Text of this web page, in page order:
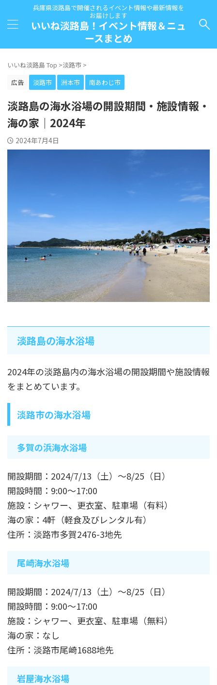
兵庫県淡路島で開催されるイベント情報や最新情報を
お届けします
いいね淡路島！イベント情報＆ニュ
ースまとめ
いいね淡路島 Top >淡路市 >
広告
淡路市 洲本市 南あわじ市
淡路島の海水浴場の開設期間・施設情報・
海の家｜2024年
2024年7月4日
淡路島の海水浴場
2024年の淡路島内の海水浴場の開設期間や施設情報
をまとめています。
淡路市の海水浴場
多賀の浜海水浴場
開設期間：2024/7/13（土）～8/25（日）
開設時間：9:00～17:00
施設：シャワー、更衣室、駐車場（有料）
海の家：4軒（軽食及びレンタル有）
住所：淡路市多賀2476-3地先
尾崎海水浴場
開設期間：2024/7/13（土）～8/25（日）
開設時間：9:00～17:00
施設：シャワー、更衣室、駐車場（無料）
海の家：なし
住所：淡路市尾崎1688地先
岩屋海水浴場